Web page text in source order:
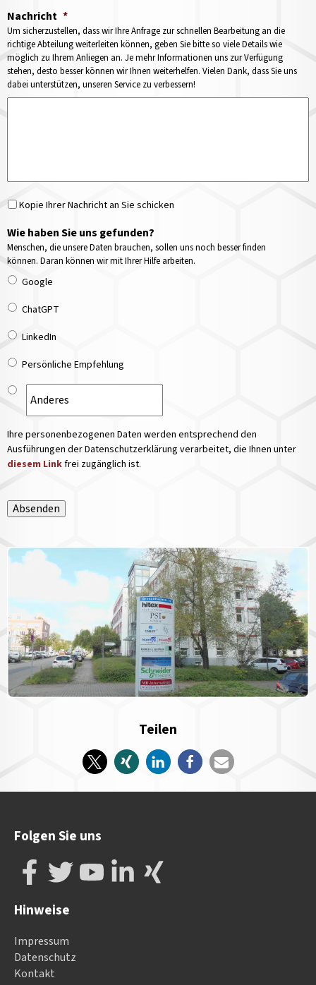
Nachricht *
Um sicherzustellen, dass wir Ihre Anfrage zur schnellen Bearbeitung an die
richtige Abteilung weiterleiten können, geben Sie bitte so viele Details wie
möglich zu Ihrem Anliegen an. Je mehr Informationen uns zur Verfügung
stehen, desto besser können wir Ihnen weiterhelfen. Vielen Dank, dass Sie uns
dabei unterstützen, unseren Service zu verbessern!
Kopie Ihrer Nachricht an Sie schicken
Wie haben Sie uns gefunden?
Menschen, die unsere Daten brauchen, sollen uns noch besser finden
können. Daran können wir mit Ihrer Hilfe arbeiten.
Google
ChatGPT
LinkedIn
Persönliche Empfehlung
Ihre personenbezogenen Daten werden entsprechend den
Ausführungen der Datenschutzerklärung verarbeitet, die Ihnen unter
diesem Linkfrei zugänglich ist.
Absenden
Teilen
Folgen Sie uns
Hinweise
Impressum
Datenschutz
Kontakt